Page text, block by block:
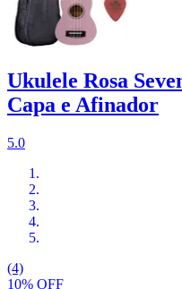
Ukulele Rosa
Capa e Afinador
5.0
(4)
10% OFF